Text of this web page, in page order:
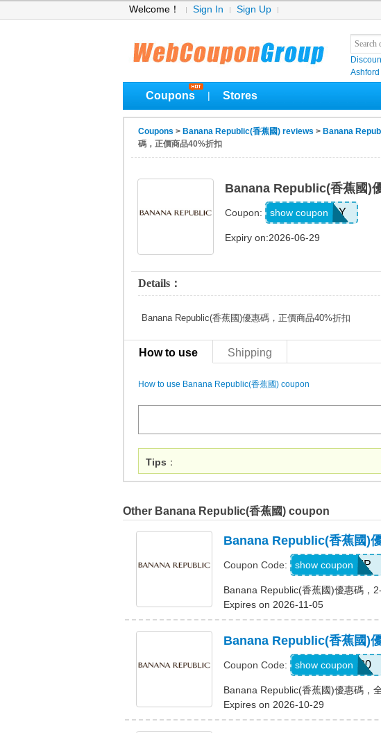
Welcome！ Sign In Sign Up
Ashford
Coupons Stores
Coupons > Banana Republic(香蕉國) reviews > Banana
碼，正價商品40%折扣
Banana Republic(香蕉國)
Coupon: BRFAMILY
show coupon
Expiry on:2026-06-29
Details：
Banana Republic(香蕉國)優惠碼，正價商品40%折扣
How to use Shipping
How to use Banana Republic(香蕉國) coupon
Tips ：
Other Banana Republic(香蕉國) coupon
Banana Republic(香蕉國)
Coupon Code: BRSHIP
show coupon
Banana Republic(香蕉國)優惠碼，
Expires on 2026-11-05
Banana Republic(香蕉國)
Coupon Code: SALEDAY20
show coupon
Banana Republic(香蕉國)優惠碼，
Expires on 2026-10-29